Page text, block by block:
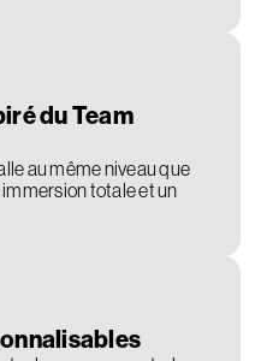
du Team
au même niveau que
totale et un